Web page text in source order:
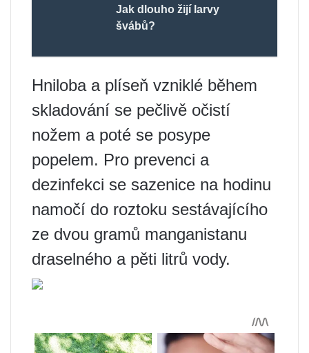
Jak dlouho žijí larvy
švábů?
Hniloba a plíseň vzniklé během
skladování se pečlivě očistí
nožem a poté se posype
popelem. Pro prevenci a
dezinfekci se sazenice na hodinu
namočí do roztoku sestávajícího
ze dvou gramů manganistanu
draselného a pěti litrů vody.